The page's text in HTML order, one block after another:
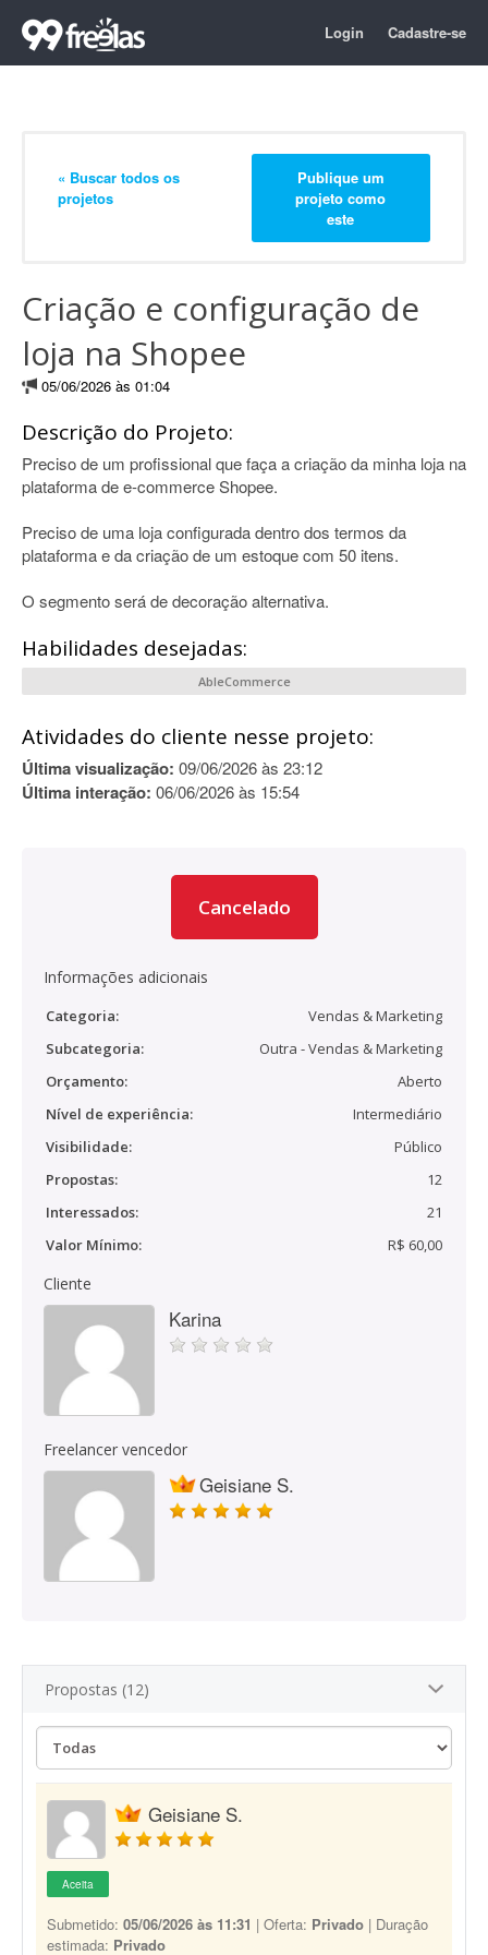
Login Cadastre-se
« Buscar todos os
projetos
Publique um
projeto como
este
Criação e configuração de
loja na Shopee
05/06/2026 às 01:04
Descrição do Projeto:
Preciso de um profissional que faça a criação da minha loja na
plataforma de e-commerce Shopee.
Preciso de uma loja configurada dentro dos termos da
plataforma e da criação de um estoque com 50 itens.
O segmento será de decoração alternativa.
Habilidades desejadas:
AbleCommerce
Atividades do cliente nesse projeto:
Última visualização: 09/06/2026 às 23:12
Última interação: 06/06/2026 às 15:54
Cancelado
Informações adicionais
Categoria:
Vendas & Marketing
Subcategoria:
Outra - Vendas & Marketing
Orçamento:
Aberto
Nível de experiência:
Intermediário
Visibilidade:
Público
Propostas:
12
Interessados:
21
Valor Mínimo:
R$ 60,00
Cliente
Karina
Freelancer vencedor
Geisiane S.
Propostas (12)
Geisiane S.
Aceita
Submetido: 05/06/2026 às 11:31 | Oferta: Privado | Duração
estimada: Privado